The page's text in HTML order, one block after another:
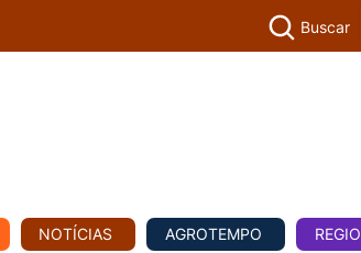
COMERCIAL AGROVIAGENS
Buscar
NOTÍCIAS AGROTEMPO